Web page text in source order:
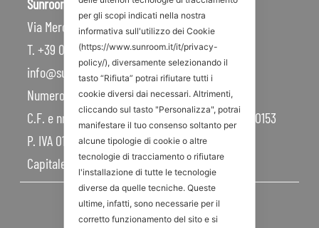
Via Mercadante, 10 – 47841 Cattolica RN – Italy
T. +39 0541 834011
info@sunroom.it
Numero REA RN – 225109
C.F. e nr. iscrizione al Registro Imprese 07879990153
P. IVA 01968830404
Capitale Sociale 450.000,00 I.V.
per gli scopi indicati nella nostra
informativa sull'utilizzo dei Cookie
(https://www.sunroom.it/it/privacy-
policy/), diversamente selezionando il
tasto “Rifiuta” potrai rifiutare tutti i
cookie diversi dai necessari. Altrimenti,
cliccando sul tasto "Personalizza", potrai
manifestare il tuo consenso soltanto per
alcune tipologie di cookie o altre
tecnologie di tracciamento o rifiutare
l'installazione di tutte le tecnologie
diverse da quelle tecniche. Queste
ultime, infatti, sono necessarie per il
corretto funzionamento del sito e si